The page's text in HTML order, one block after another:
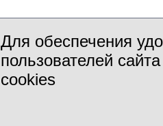
Для обеспечения
пользователей
cookies